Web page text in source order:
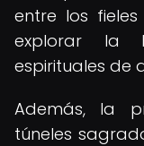
entre los
explorar la
espirituales de
Además, la
túneles